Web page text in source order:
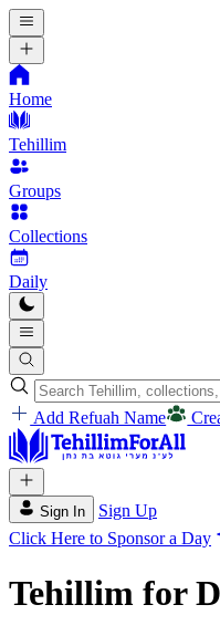
Home
Tehillim
Groups
Collections
Daily
Add Refuah Name
Sign In
Sign Up
Click Here to Sponsor a Day
Tehillim for